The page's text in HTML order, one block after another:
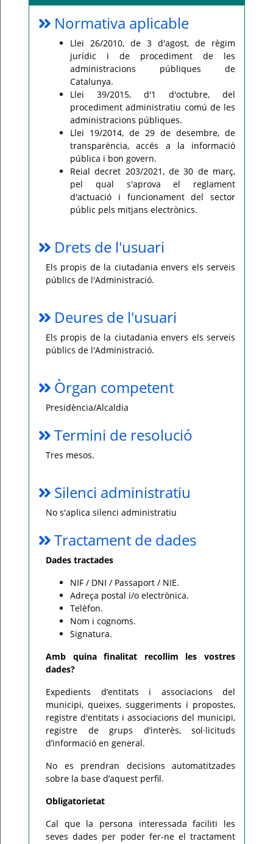
Normativa aplicable
Llei 26/2010, de 3 d'agost, de règim
jurídic i de procediment de les
administracions públiques de
Catalunya.
Llei 39/2015, d'1 d'octubre, del
procediment administratiu comú de les
administracions públiques.
Llei 19/2014, de 29 de desembre, de
transparència, accés a la informació
pública i bon govern.
Reial decret 203/2021, de 30 de març,
pel qual s'aprova el reglament
d'actuació i funcionament del sector
públic pels mitjans electrònics.
Drets de l'usuari
Els propis de la ciutadania envers els serveis
públics de l'Administració.
Deures de l'usuari
Els propis de la ciutadania envers els serveis
públics de l'Administració.
Òrgan competent
Presidència/Alcaldia
Termini de resolució
Tres mesos.
Silenci administratiu
No s'aplica silenci administratiu
Tractament de dades
Dades tractades
NIF / DNI / Passaport / NIE.
Adreça postal i/o electrònica.
Telèfon.
Nom i cognoms.
Signatura.
Amb quina finalitat recollim les vostres
dades?
Expedients d’entitats i associacions del
municipi, queixes, suggeriments i propostes,
registre d'entitats i associacions del municipi,
registre de grups d’interès, sol·licituds
d’informació en general.
No es prendran decisions automatitzades
sobre la base d’aquest perfil.
Obligatorietat
Cal que la persona interessada faciliti les
seves dades per poder fer-ne el tractament